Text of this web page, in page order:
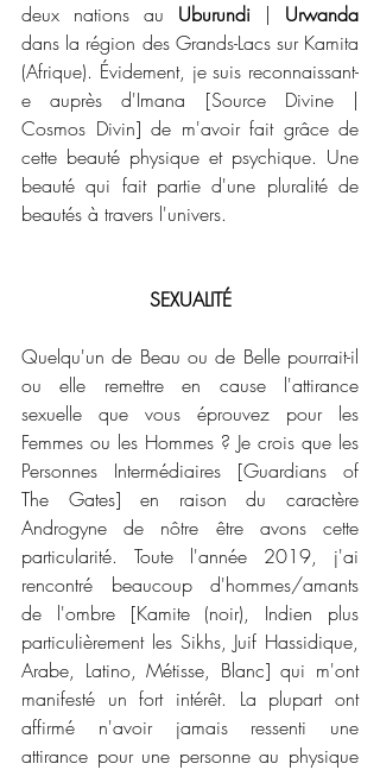
deux nations au Uburundi | Urwanda
dans la région des Grands-Lacs sur Kamita
(Afrique). Évidement, je suis reconnaissant-
e auprès d'Imana [Source Divine |
Cosmos Divin] de m'avoir fait grâce de
cette beauté physique et psychique. Une
beauté qui fait partie d'une pluralité de
beautés à travers l'univers.
SEXUALITÉ
Quelqu'un de Beau ou de Belle pourrait-il
ou elle remettre en cause l'attirance
sexuelle que vous éprouvez pour les
Femmes ou les Hommes ? Je crois que les
Personnes Intermédiaires [Guardians of
The Gates] en raison du caractère
Androgyne de nôtre être avons cette
particularité. Toute l'année 2019, j'ai
rencontré beaucoup d'hommes/amants
de l'ombre [Kamite (noir), Indien plus
particulièrement les Sikhs, Juif Hassidique,
Arabe, Latino, Métisse, Blanc] qui m'ont
manifesté un fort intérêt. La plupart ont
affirmé n'avoir jamais ressenti une
attirance pour une personne au physique